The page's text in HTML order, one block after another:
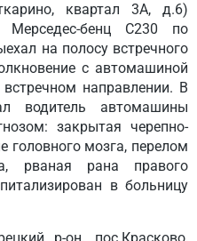
квартал 3А, д.6)
Мерседес-бенц С230 по
на полосу встречного
с автомашиной
направлении. В
водитель автомашины
закрытая черепно-
головного мозга, перелом
рваная рана правого
в больницу